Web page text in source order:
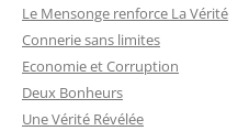
Le Mensonge renforce La Vérité
Connerie sans limites
Economie et Corruption
Deux Bonheurs
Une Vérité Révélée